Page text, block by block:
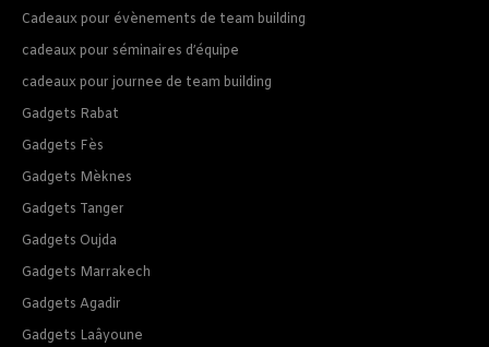
Cadeaux pour évènements de team building
cadeaux pour séminaires d’équipe
cadeaux pour journee de team building
Gadgets Rabat
Gadgets Fès
Gadgets Mèknes
Gadgets Tanger
Gadgets Oujda
Gadgets Marrakech
Gadgets Agadir
Gadgets Laâyoune